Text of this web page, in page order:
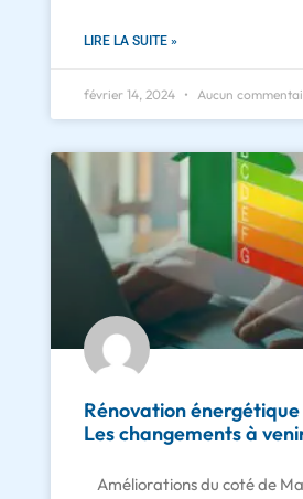
LIRE LA SUITE »
février 14, 2024 Aucun
Rénovation
Les changements à
Améliorations du coté de